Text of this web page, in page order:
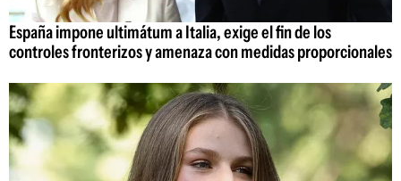
España impone ultimátum a Italia, exige el fin de los
controles fronterizos y amenaza con medidas proporcionales